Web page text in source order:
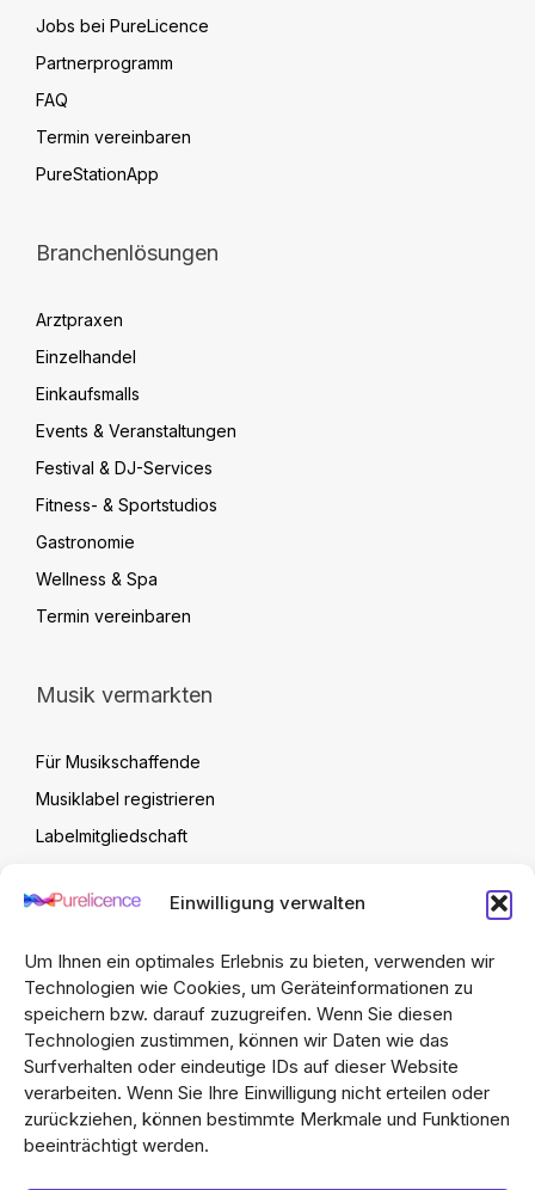
Einwilligung verwalten
Um Ihnen ein optimales Erlebnis zu bieten, verwenden wir
Technologien wie Cookies, um Geräteinformationen zu
speichern bzw. darauf zuzugreifen. Wenn Sie diesen
Technologien zustimmen, können wir Daten wie das
Surfverhalten oder eindeutige IDs auf dieser Website
verarbeiten. Wenn Sie Ihre Einwilligung nicht erteilen oder
zurückziehen, können bestimmte Merkmale und Funktionen
beeinträchtigt werden.
Jobs bei PureLicence
Partnerprogramm
FAQ
Termin vereinbaren
PureStationApp
Branchenlösungen
Arztpraxen
Einzelhandel
Einkaufsmalls
Events & Veranstaltungen
Festival & DJ-Services
Fitness- & Sportstudios
Gastronomie
Wellness & Spa
Termin vereinbaren
Musik vermarkten
Für Musikschaffende
Musiklabel registrieren
Labelmitgliedschaft
Artist Upload Vertrag